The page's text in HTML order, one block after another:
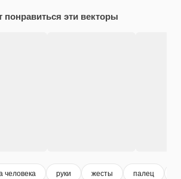
понравиться эти векторы
человека руки жесты палец